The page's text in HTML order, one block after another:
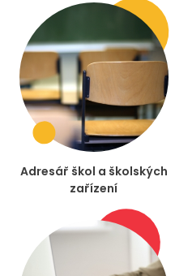
Adresář škol a školských
zařízení